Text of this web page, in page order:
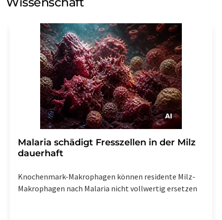
Malaria schädigt Fresszellen in der Milz
dauerhaft
Knochenmark-Makrophagen können residente Milz-
Makrophagen nach Malaria nicht vollwertig ersetzen